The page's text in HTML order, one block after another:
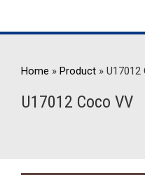
Home » Product »
U17012 Coco VV